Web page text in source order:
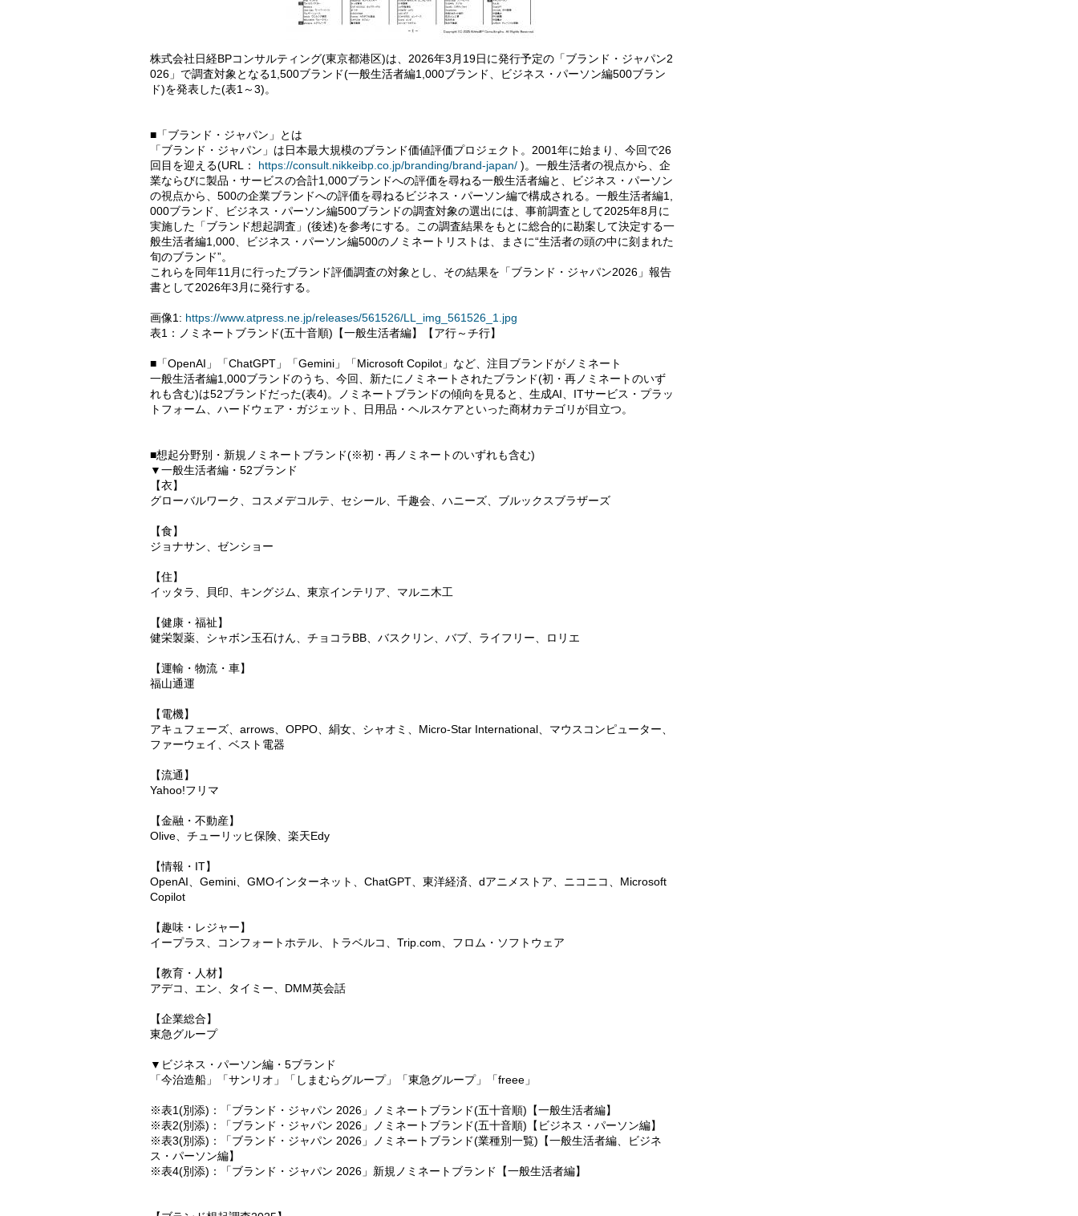
株式会社日経BPコンサルティング(東京都港区)は、2026年3月19日に発行予定の「ブランド・ジャパン2
026」で調査対象となる1,500ブランド(一般生活者編1,000ブランド、ビジネス・パーソン編500ブラン
ド)を発表した(表1～3)。
■「ブランド・ジャパン」とは
「ブランド・ジャパン」は日本最大規模のブランド価値評価プロジェクト。2001年に始まり、今回で26
回目を迎える(URL： https://consult.nikkeibp.co.jp/branding/brand-japan/ )。一般生活者の視点から、企
業ならびに製品・サービスの合計1,000ブランドへの評価を尋ねる一般生活者編と、ビジネス・パーソン
の視点から、500の企業ブランドへの評価を尋ねるビジネス・パーソン編で構成される。一般生活者編1,
000ブランド、ビジネス・パーソン編500ブランドの調査対象の選出には、事前調査として2025年8月に
実施した「ブランド想起調査」(後述)を参考にする。この調査結果をもとに総合的に勘案して決定する一
般生活者編1,000、ビジネス・パーソン編500のノミネートリストは、まさに“生活者の頭の中に刻まれた
旬のブランド”。
これらを同年11月に行ったブランド評価調査の対象とし、その結果を「ブランド・ジャパン2026」報告
書として2026年3月に発行する。
画像1: https://www.atpress.ne.jp/releases/561526/LL_img_561526_1.jpg
表1：ノミネートブランド(五十音順)【一般生活者編】【ア行～チ行】
■「OpenAI」「ChatGPT」「Gemini」「Microsoft Copilot」など、注目ブランドがノミネート
一般生活者編1,000ブランドのうち、今回、新たにノミネートされたブランド(初・再ノミネートのいず
れも含む)は52ブランドだった(表4)。ノミネートブランドの傾向を見ると、生成AI、ITサービス・プラッ
トフォーム、ハードウェア・ガジェット、日用品・ヘルスケアといった商材カテゴリが目立つ。
■想起分野別・新規ノミネートブランド(※初・再ノミネートのいずれも含む)
▼一般生活者編・52ブランド
【衣】
グローバルワーク、コスメデコルテ、セシール、千趣会、ハニーズ、ブルックスブラザーズ
【食】
ジョナサン、ゼンショー
【住】
イッタラ、貝印、キングジム、東京インテリア、マルニ木工
【健康・福祉】
健栄製薬、シャボン玉石けん、チョコラBB、バスクリン、バブ、ライフリー、ロリエ
【運輸・物流・車】
福山通運
【電機】
アキュフェーズ、arrows、OPPO、絹女、シャオミ、Micro-Star International、マウスコンピューター、
ファーウェイ、ベスト電器
【流通】
Yahoo!フリマ
【金融・不動産】
Olive、チューリッヒ保険、楽天Edy
【情報・IT】
OpenAI、Gemini、GMOインターネット、ChatGPT、東洋経済、dアニメストア、ニコニコ、Microsoft
Copilot
【趣味・レジャー】
イープラス、コンフォートホテル、トラベルコ、Trip.com、フロム・ソフトウェア
【教育・人材】
アデコ、エン、タイミー、DMM英会話
【企業総合】
東急グループ
▼ビジネス・パーソン編・5ブランド
「今治造船」「サンリオ」「しまむらグループ」「東急グループ」「freee」
※表1(別添)：「ブランド・ジャパン 2026」ノミネートブランド(五十音順)【一般生活者編】
※表2(別添)：「ブランド・ジャパン 2026」ノミネートブランド(五十音順)【ビジネス・パーソン編】
※表3(別添)：「ブランド・ジャパン 2026」ノミネートブランド(業種別一覧)【一般生活者編、ビジネ
ス・パーソン編】
※表4(別添)：「ブランド・ジャパン 2026」新規ノミネートブランド【一般生活者編】